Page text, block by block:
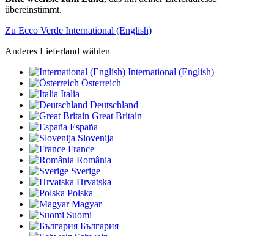
übereinstimmt.
Zu Ecco Verde International (English)
Anderes Lieferland wählen
International (English)
Österreich
Italia
Deutschland
Great Britain
España
Slovenija
France
România
Sverige
Hrvatska
Polska
Magyar
Suomi
България